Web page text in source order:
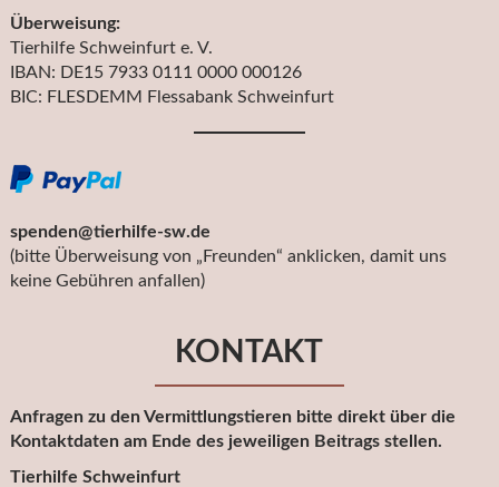
Überweisung:
Tierhilfe Schweinfurt e. V.
IBAN: DE15 7933 0111 0000 000126
BIC: FLESDEMM Flessabank Schweinfurt
spenden@tierhilfe-sw.de
(bitte Überweisung von „Freunden“ anklicken, damit uns
keine Gebühren anfallen)
KONTAKT
Anfragen zu den Vermittlungstieren bitte direkt über die
Kontaktdaten am Ende des jeweiligen Beitrags stellen.
Tierhilfe Schweinfurt